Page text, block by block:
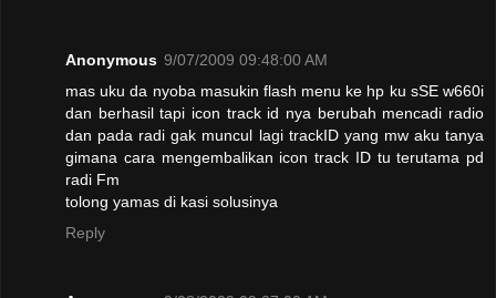
Anonymous 9/07/2009 09:48:00 AM
mas uku da nyoba masukin flash menu ke hp ku sSE w660i
dan berhasil tapi icon track id nya berubah mencadi radio
dan pada radi gak muncul lagi trackID yang mw aku tanya
gimana cara mengembalikan icon track ID tu terutama pd
radi Fm
tolong yamas di kasi solusinya
Reply